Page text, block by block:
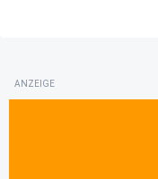
ANZEIGE